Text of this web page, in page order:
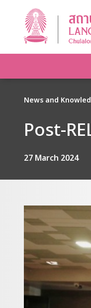
News and
Post-
27 March 2024